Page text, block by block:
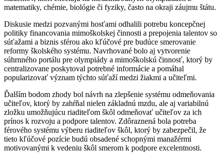
matematiky, chémie, biológie či fyziky, často na okraji záujmu štátu.
Diskusie medzi pozvanými hosťami odhalili potrebu koncepčnej
politiky financovania mimoškolskej činnosti a prepojenia talentov so
súťažami a biznis sférou ako kľúčové pre budúce smerovanie
reformy školského systému. Navrhované bolo aj vytvorenie
súhrnného portálu pre olympiády a mimoškolskú činnosť, ktorý by
centralizovane poskytoval potrebné informácie a pomáhal
popularizovať význam týchto súťaží medzi žiakmi a učiteľmi.
Ďalším bodom zhody bol návrh na zlepšenie systému odmeňovania
učiteľov, ktorý by zahŕňal nielen základnú mzdu, ale aj variabilnú
zložku umožňujúcu riaditeľom škôl odmeňovať učiteľov za ich
prínos k rozvoju a podpore talentov. Zdôraznená bola potreba
férového systému výberu riaditeľov škôl, ktorý by zabezpečil, že
tieto kľúčové pozície budú obsadené schopnými manažérmi
motivovanými k vedeniu škôl smerom k podpore excelentnosti.